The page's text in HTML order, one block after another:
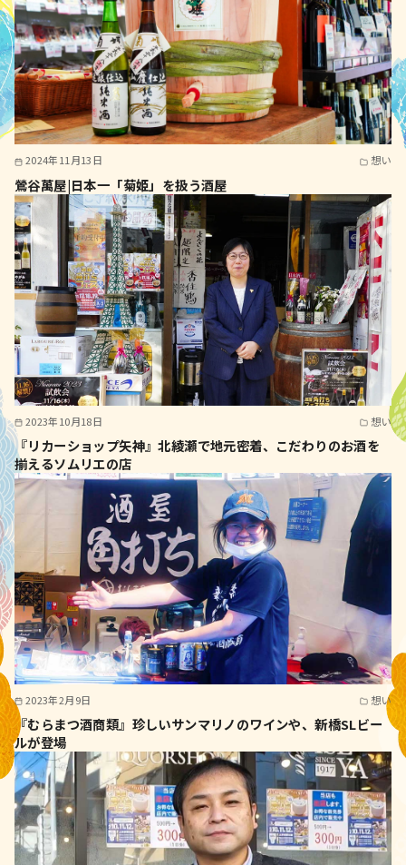
2024年11月13日 想い
鶯谷萬屋|日本一「菊姫」を扱う酒屋
2023年10月18日 想い
『リカーショップ矢神』北綾瀬で地元密着、こだわりのお酒を
揃えるソムリエの店
2023年2月9日 想い
『むらまつ酒商類』珍しいサンマリノのワインや、新橋SLビー
ルが登場